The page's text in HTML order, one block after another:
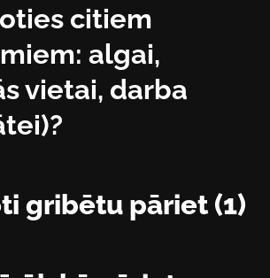
citiem
algai,
vietai, darba
gribētu pāriet (1)